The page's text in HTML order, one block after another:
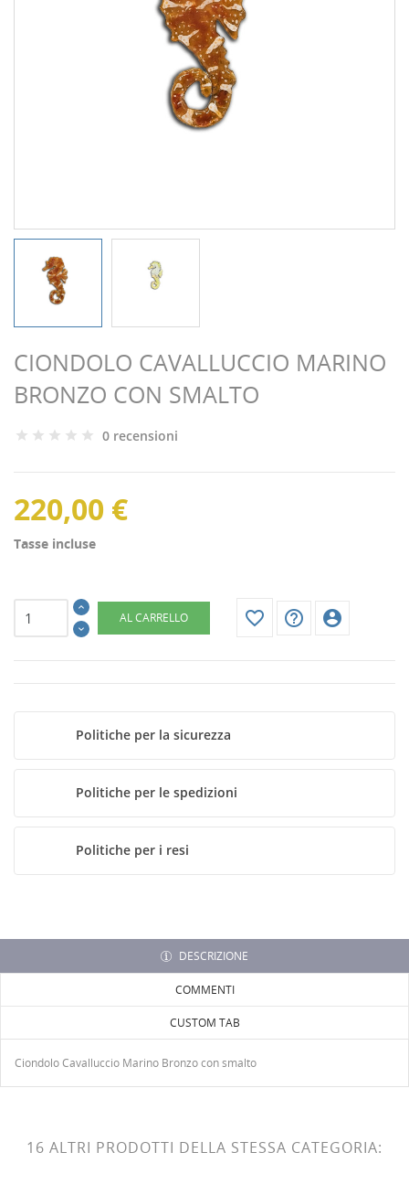
ALLA LISTA DEI DESIDERI
add_circle_outline Crea
CREA LISTA DEI DESIDERI
NOME LISTA DEI DESIDERI
ACCEDI
Devi avere effettuato l'accesso per salvare dei prodotti
CIONDOLO CAVALLUCCIO MARINO
BRONZO CON SMALTO
0 recensioni
220,00 €
Tasse incluse
AL CARRELLO favorite_border help_outline account_circle
Politiche per la sicurezza
Politiche per le spedizioni
Politiche per i resi
DESCRIZIONE
COMMENTI
CUSTOM TAB
Ciondolo Cavalluccio Marino Bronzo con smalto
16 ALTRI PRODOTTI DELLA STESSA CATEGORIA: